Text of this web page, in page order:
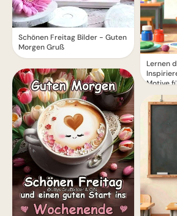
Schönen Freitag Bilder - Guten
Morgen Gruß
Lernen
Motive